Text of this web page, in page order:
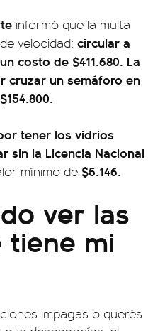
informó que la multa
velocidad: circular a
costo de $411.680. La
cruzar un semáforo en
tener los vidrios
sin la Licencia Nacional
mínimo de $5.146.
ver las
tiene mi
impagas o querés